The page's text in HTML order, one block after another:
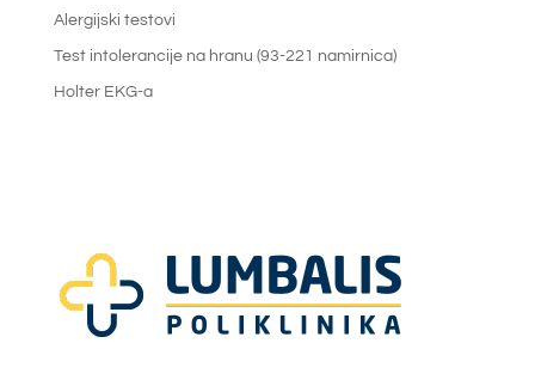
Alergijski testovi
Test intolerancije na hranu (93-221 namirnica)
Holter EKG-a